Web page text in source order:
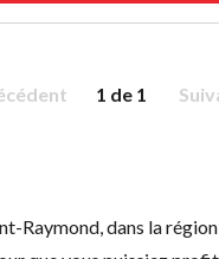
1 de 1
Raymond, dans la